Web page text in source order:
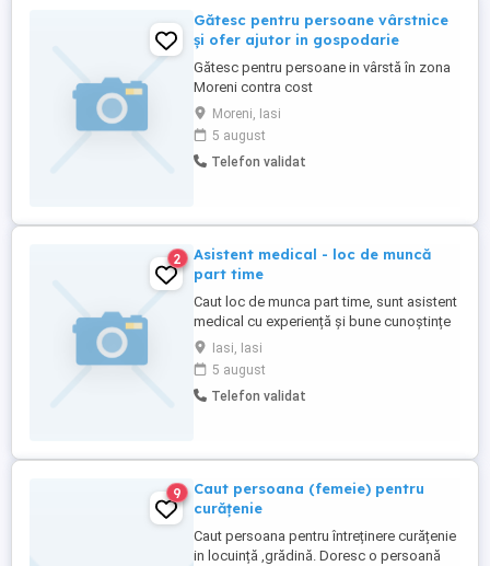
Gătesc pentru persoane vârstnice
și ofer ajutor in gospodarie
Gătesc pentru persoane in vârstă în zona
Moreni contra cost
Moreni, Iasi
5 august
Telefon validat
2
Asistent medical - loc de muncă
part time
Caut loc de munca part time, sunt asistent
medical cu experiență și bune cunoștințe
de operare PC și contabilitate primară.
Caut colaborare part-time preferabil în
Iași. Pentru detalii, mă puteți contacta la
adresa de e-mail -
Iasi, Iasi
5 august
Telefon validat
9
Caut persoana (femeie) pentru
curățenie
Caut persoana pentru întreținere curățenie
in locuință ,grădină. Doresc o persoană